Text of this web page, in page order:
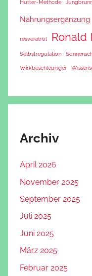
Hutter-Methode
Nahrungsergänzung
resveratrol Ronald
Selbstregulation
Wirkbeschleuniger
Archiv
April 2026
November 2025
September 2025
Juli 2025
Juni 2025
März 2025
Februar 2025